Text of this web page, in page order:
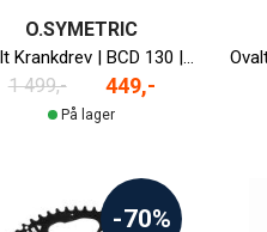
O.SYMETRIC
Ovalt Krankdrev | BCD 130 | 52T | 2x10/11-delt
1 499,- 449,-
På lager
-70%